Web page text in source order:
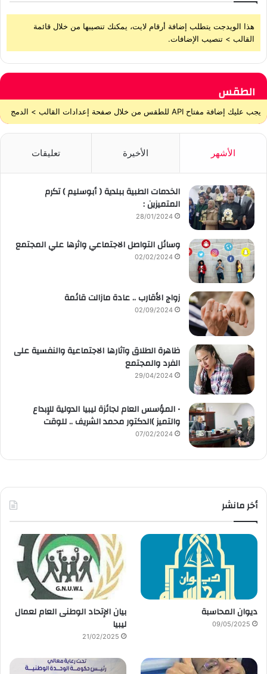
هذا الويدجت يتطلب إضافة أرقام لايت، يمكنك تنصيبها من خلال قائمة
القالب > تنصيب الإضافات.
الطقس
يجب عليك إضافة مفتاح API للطقس من خلال صفحة إعدادات القالب > الدمج
الأشهر الأخيرة تعليقات
الخدمات الطبية ببلدية ( أبوسليم ) تكرم
المتميزين :
28/01/2024
وسائل التواصل الاجتماعي واثرها علي المجتمع
02/02/2024
زواج الأقارب .. عادة مازالت قائمة
02/09/2024
ظاهرة الطلاق وآثارها الاجتماعية والنفسية على
الفرد والمجتمع
29/04/2024
• المؤسس العام لجائزة ليبيا الدولية للإبداع
والتميز )الدكتور محمد الشريف .. للوقت
07/02/2024
أخر مانشر
ديوان المحاسبة
09/05/2025
بيان الإتحاد الوطنى العام لعمال
ليبيا
21/02/2025